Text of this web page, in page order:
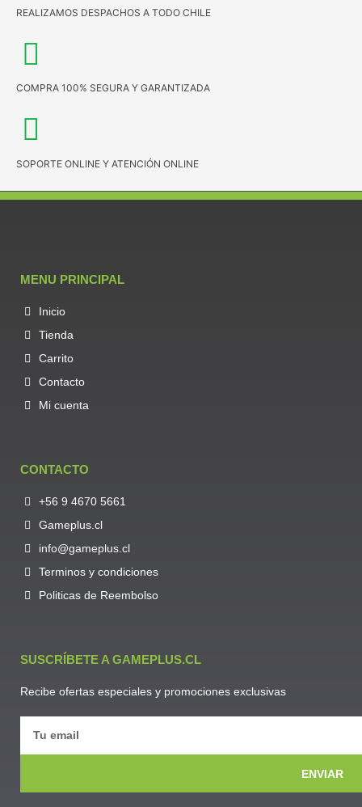
REALIZAMOS DESPACHOS A TODO CHILE
COMPRA 100% SEGURA Y GARANTIZADA
SOPORTE ONLINE Y ATENCIÓN ONLINE
MENU PRINCIPAL
Inicio
Tienda
Carrito
Contacto
Mi cuenta
CONTACTO
+56 9 4670 5661
Gameplus.cl
info@gameplus.cl
Terminos y condiciones
Politicas de Reembolso
SUSCRÍBETE A GAMEPLUS.CL
Recibe ofertas especiales y promociones exclusivas
ENVIAR